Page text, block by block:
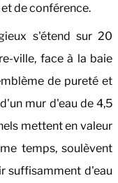
de conférence.
s'étend sur 20
ville, face à la baie
de pureté et
mur d'eau de 4,5
mettent en valeur
temps, soulèvent
suffisamment d'eau